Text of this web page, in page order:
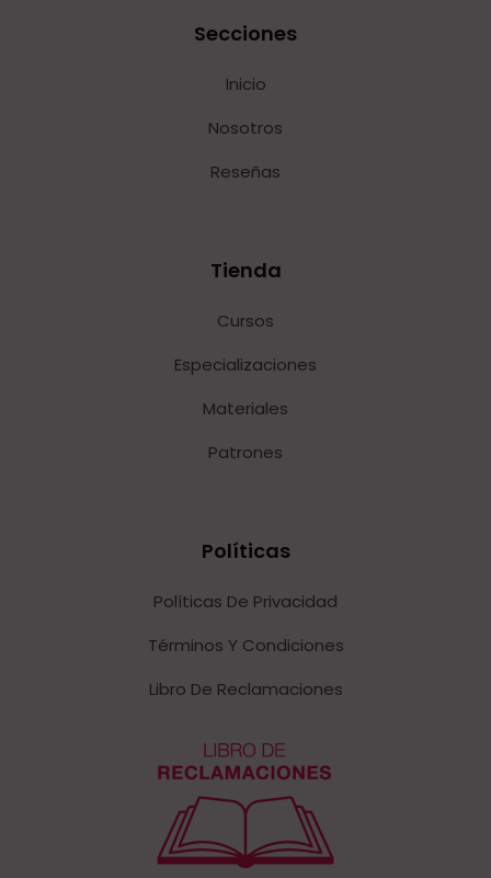
Secciones
Inicio
Nosotros
Reseñas
Tienda
Cursos
Especializaciones
Materiales
Patrones
Políticas
Políticas De Privacidad
Términos Y Condiciones
Libro De Reclamaciones